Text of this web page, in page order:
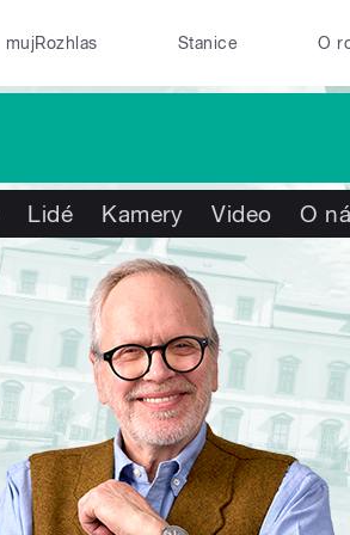
mujRozhlas Stanice O
Lidé Kamery Video O